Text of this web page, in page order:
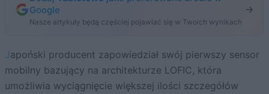
Google
Nasze artykuły będą częściej pojawiać się w Twoich wynikach
Japoński producent zapowiedział swój pierwszy sensor
mobilny bazujący na architekturze LOFIC, która
umożliwia wyciągnięcie większej ilości szczegółów